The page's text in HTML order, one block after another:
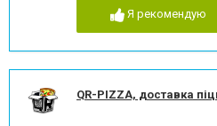
Я рекомендую
QR-PIZZA, доставка